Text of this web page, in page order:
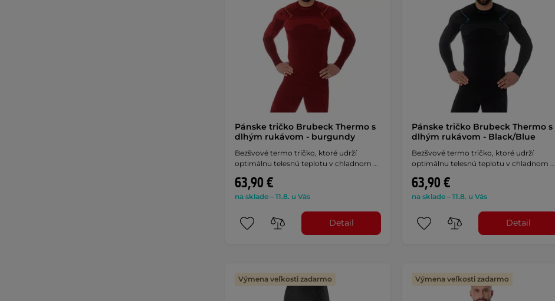
Pánske tričko Brubeck Thermo s
dlhým rukávom - burgundy
Bezšvové termo tričko, ktoré udrží
optimálnu telesnú teplotu v chladnom …
63,90 €
na sklade – 11.8. u Vás
Detail
Pánske tričko Brubeck Thermo s
dlhým rukávom - Black/Blue
Bezšvové termo tričko, ktoré udrží
optimálnu telesnú teplotu v chladnom …
63,90 €
na sklade – 11.8. u Vás
Detail
Výmena veľkosti zadarmo Výmena veľkosti zadarmo